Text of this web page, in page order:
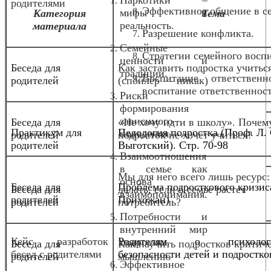
Эффективное общение в
Разрешение конфликта.
Стратегии семейного
Воспитание
воспитание
Практикум для
родителей
Педология подростка (Проф. Л.
Выготский). Стр. 70-98
Беседа для
родителей
Проблема подросткового
Прихожан)
Кейс разработок
бесед с родителями
Родителям о
безопасности детей и
родителями
мифы и
реальность.
Семейные
ценности и
традиции.
Риски
формирования
зависимого
поведения.
Взаимоотношения
в семье как
основа
взаимопонимания.
Потребности и
внутренний мир
подростка.
Эффективное
Категория
материала
Тема
Беседа для
родителей
Как заставить подростка
(спойлер — никак)
Беседа для
родителей
«Не хочу идти в школу».
подросток не хочет учиться?
Беседа для
родителей
Мы для него всего лишь
делать, если в семье растет
потребитель?
Беседа для
родителей
Как научить подростков
мышлению